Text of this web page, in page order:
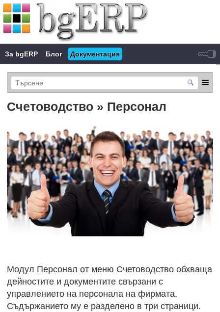
За bgERP Блог Документация
Счетоводство » Персонал
Модул Персонал от меню Счетоводство обхваща
дейностите и документите свързани с
управлението на персонала на фирмата.
Съдържанието му е разделено в три страници.